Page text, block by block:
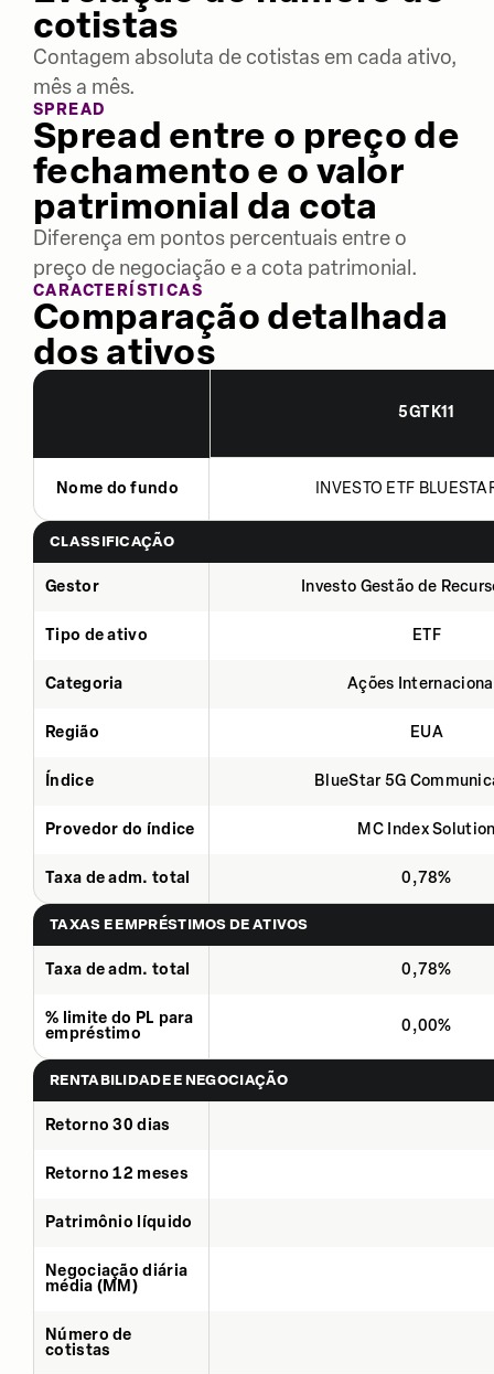
cotistas
Contagem absoluta de cotistas em cada ativo,
mês a mês.
SPREAD
Spread entre o preço de
fechamento e o valor
patrimonial da cota
Diferença em pontos percentuais entre o
preço de negociação e a cota patrimonial.
CARACTERÍSTICAS
Comparação detalhada
dos ativos
5GTK11
Nome do fundo INVESTO ETF
CLASSIFICAÇÃO
Gestor Investo Gestão de
Tipo de ativo ETF
Categoria Ações
Região EUA
Índice BlueStar 5G
Provedor do índice MC Index
Taxa de adm. total 0,78%
TAXAS E EMPRÉSTIMOS DE ATIVOS
Taxa de adm. total 0,78%
% limite do PL para
empréstimo
0,00%
RENTABILIDADE E NEGOCIAÇÃO
Retorno 30 dias
Retorno 12 meses
Patrimônio líquido
Negociação diária
média (MM)
Número de
cotistas